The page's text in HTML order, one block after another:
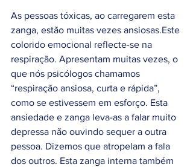
As pessoas tóxicas, ao carregarem esta
zanga, estão muitas vezes ansiosas.Este
colorido emocional reflecte-se na
respiração. Apresentam muitas vezes, o
que nós psicólogos chamamos
“respiração ansiosa, curta e rápida”,
como se estivessem em esforço. Esta
ansiedade e zanga leva-as a falar muito
depressa não ouvindo sequer a outra
pessoa. Dizemos que atropelam a fala
dos outros. Esta zanga interna também